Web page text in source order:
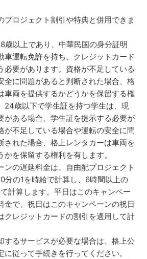
プロジェクト割引や特典と併用できま
歳以上であり、中華民国の身分証明
車運転免許を持ち、クレジットカード
必要があります。資格が不足している
全に問題があると判断された場合、格
車両を提供するかどうかを保留する権
24歳以下で学生証を持つ学生は、現
がある場合、学生証を提示する必要が
が不足している場合や運転の安全に問
された場合、格上レンタカーは車両を
かを保留する権利を有します。
ンの遅延料金は、自由配プロジェクト
分の1を時給で計算し、6時間以上の
計算します。平日はこのキャンペー
金で、祝日はこのキャンペーンの祝日
クレジットカードの割引を適用して計
するサービスが必要な場合は、格上公
に従って手続きを行ってください。